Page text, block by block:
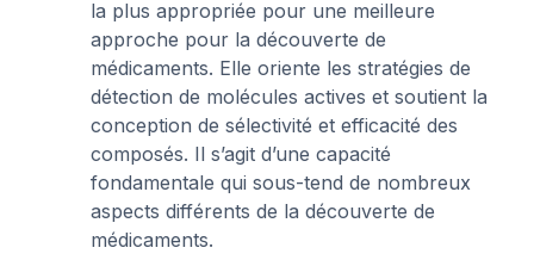
la plus appropriée pour une meilleure
approche pour la découverte de
médicaments. Elle oriente les stratégies de
détection de molécules actives et soutient la
conception de sélectivité et efficacité des
composés. Il s’agit d’une capacité
fondamentale qui sous-tend de nombreux
aspects différents de la découverte de
médicaments.